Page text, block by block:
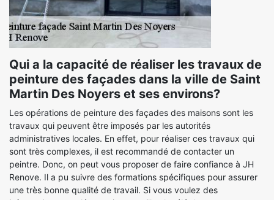
Qui a la capacité de réaliser les travaux de
peinture des façades dans la ville de Saint
Martin Des Noyers et ses environs?
Les opérations de peinture des façades des maisons sont les
travaux qui peuvent être imposés par les autorités
administratives locales. En effet, pour réaliser ces travaux qui
sont très complexes, il est recommandé de contacter un
peintre. Donc, on peut vous proposer de faire confiance à JH
Renove. Il a pu suivre des formations spécifiques pour assurer
une très bonne qualité de travail. Si vous voulez des